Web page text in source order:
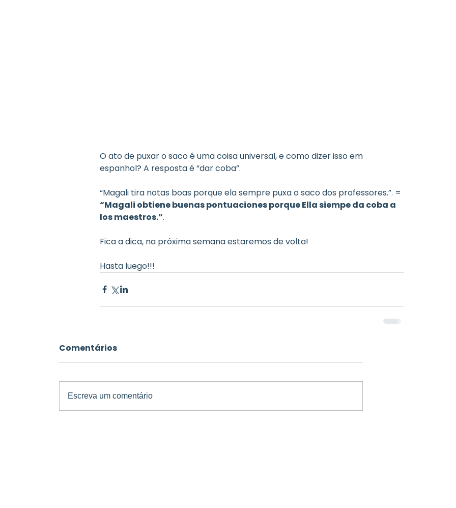
O ato de puxar o saco é uma coisa universal, e como dizer isso em
espanhol? A resposta é “dar coba”.
“Magali tira notas boas porque ela sempre puxa o saco dos professores.”. =
“Magali obtiene buenas pontuaciones porque Ella siempe da coba a
los maestros.”.
Fica a dica, na próxima semana estaremos de volta!
Hasta luego!!!
Comentários
Escreva um comentário